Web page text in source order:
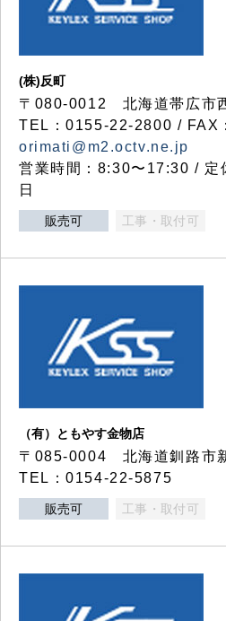
(株)反町
〒080-0012 北海道帯広市
TEL：0155-22-2800 / FAX
orimati@m2.octv.ne.jp
営業時間：8:30〜17:30 / 定
日
販売可 工事・取付可
（有）ともやす金物店
〒085-0004 北海道釧路市
TEL：0154-22-5875
販売可 工事・取付可